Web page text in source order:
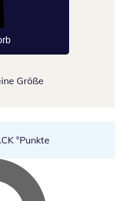
Größe
°Punkte